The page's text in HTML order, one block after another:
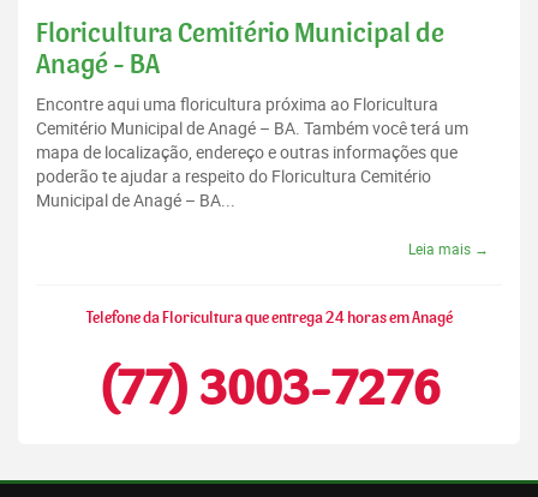
Floricultura Cemitério Municipal de
Anagé - BA
Encontre aqui uma floricultura próxima ao Floricultura
Cemitério Municipal de Anagé – BA. Também você terá um
mapa de localização, endereço e outras informações que
poderão te ajudar a respeito do Floricultura Cemitério
Municipal de Anagé – BA...
Leia mais →
Telefone da Floricultura que entrega 24 horas em Anagé
(77) 3003-7276